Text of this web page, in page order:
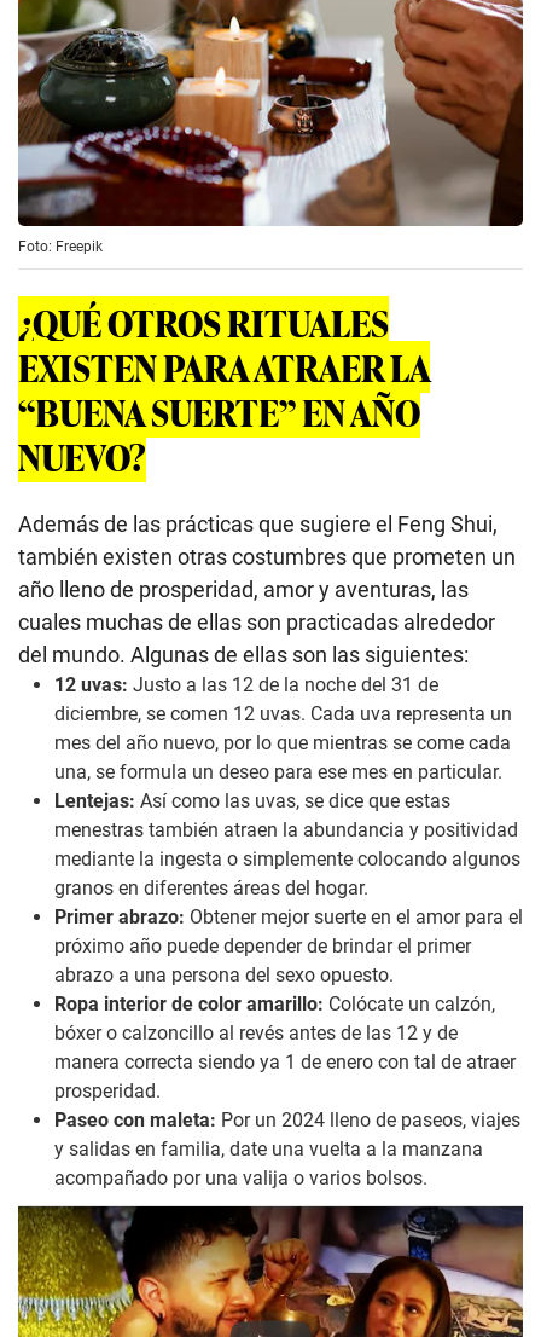
Foto: Freepik
¿QUÉ OTROS RITUALES
EXISTEN PARA ATRAER LA
“BUENA SUERTE” EN AÑO
NUEVO?
Además de las prácticas que sugiere el Feng Shui,
también existen otras costumbres que prometen un
año lleno de prosperidad, amor y aventuras, las
cuales muchas de ellas son practicadas alrededor
del mundo. Algunas de ellas son las siguientes:
12 uvas: Justo a las 12 de la noche del 31 de
diciembre, se comen 12 uvas. Cada uva representa un
mes del año nuevo, por lo que mientras se come cada
una, se formula un deseo para ese mes en particular.
Lentejas: Así como las uvas, se dice que estas
menestras también atraen la abundancia y positividad
mediante la ingesta o simplemente colocando algunos
granos en diferentes áreas del hogar.
Primer abrazo: Obtener mejor suerte en el amor para el
próximo año puede depender de brindar el primer
abrazo a una persona del sexo opuesto.
Ropa interior de color amarillo: Colócate un calzón,
bóxer o calzoncillo al revés antes de las 12 y de
manera correcta siendo ya 1 de enero con tal de atraer
prosperidad.
Paseo con maleta: Por un 2024 lleno de paseos, viajes
y salidas en familia, date una vuelta a la manzana
acompañado por una valija o varios bolsos.